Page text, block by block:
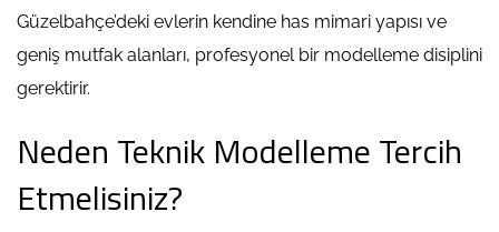
Güzelbahçe’deki evlerin kendine has mimari yapısı ve
geniş mutfak alanları, profesyonel bir modelleme disiplini
gerektirir.
Neden Teknik Modelleme Tercih
Etmelisiniz?